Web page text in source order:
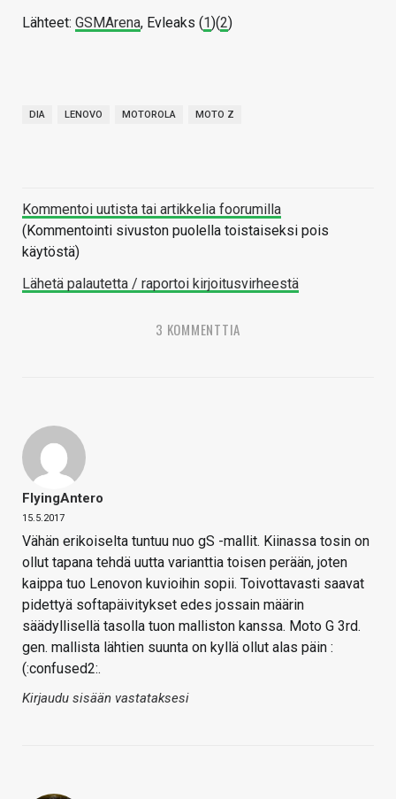
Lähteet: GSMArena, Evleaks (1)(2)
DIA LENOVO MOTOROLA MOTO Z
Kommentoi uutista tai artikkelia foorumilla
(Kommentointi sivuston puolella toistaiseksi pois
käytöstä)
Lähetä palautetta / raportoi kirjoitusvirheestä
3 KOMMENTTIA
FlyingAntero
15.5.2017
Vähän erikoiselta tuntuu nuo gS -mallit. Kiinassa tosin on
ollut tapana tehdä uutta varianttia toisen perään, joten
kaippa tuo Lenovon kuvioihin sopii. Toivottavasti saavat
pidettyä softapäivitykset edes jossain määrin
säädyllisellä tasolla tuon malliston kanssa. Moto G 3rd.
gen. mallista lähtien suunta on kyllä ollut alas päin :
(:confused2:.
Kirjaudu sisään vastataksesi